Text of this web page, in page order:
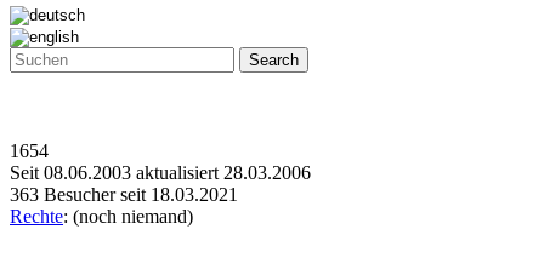
Search
1654
Seit 08.06.2003 aktualisiert 28.03.2006
363 Besucher seit 18.03.2021
Rechte: (noch niemand)